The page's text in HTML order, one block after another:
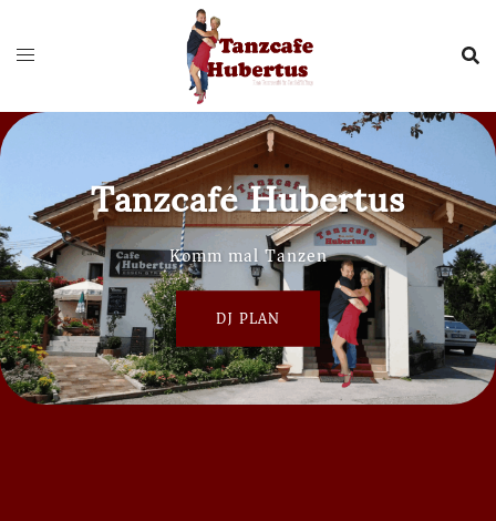
Inhalt
springen
Tanzcafé Hubertus
Komm mal Tanzen
DJ PLAN